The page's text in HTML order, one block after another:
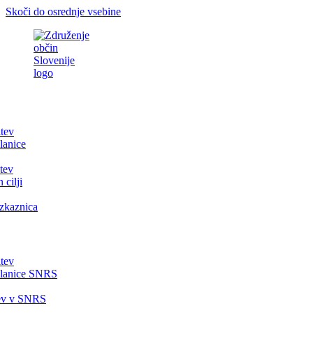
Skoči do osrednje vsebine
cilji
SNRS
v SNRS